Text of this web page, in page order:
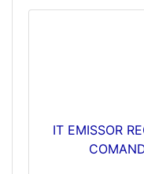
IT EMISSOR